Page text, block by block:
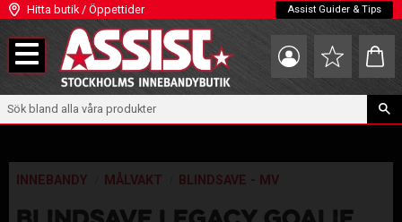
Meny
Hitta butik / Öppettider Assist Guider & Tips
Favoriter
INNEBANDY MÅLVAKT BLINDSAVE - MV